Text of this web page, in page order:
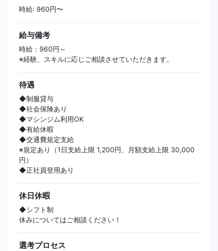
時給: 960円〜
給与備考
時給：960円～
※経験、スキルに応じご相談させていただきます。
待遇
◆制服貸与
◆社会保険あり
◆マシンジム利用OK
◆有給休暇
◆交通費規定支給
※規定あり（1日支給上限 1,200円、月額支給上限 30,000
円）
◆正社員登用あり
休日休暇
◆シフト制
休みについてはご相談ください！
選考プロセス